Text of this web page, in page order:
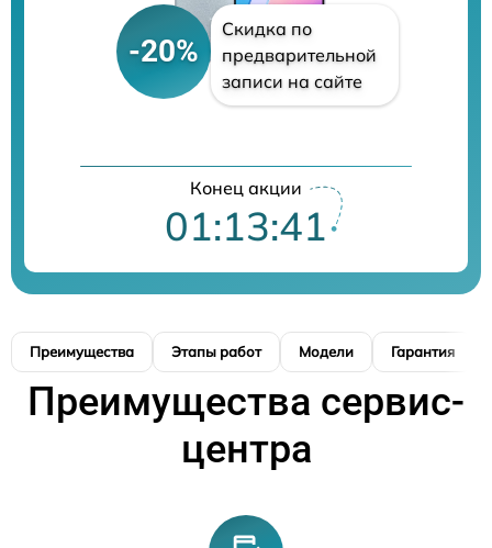
-20%
Скидка по
предварительной
записи на сайте
Конец акции
01:13:40
Преимущества Этапы работ Модели Гарантия
Преимущества сервис-
центра